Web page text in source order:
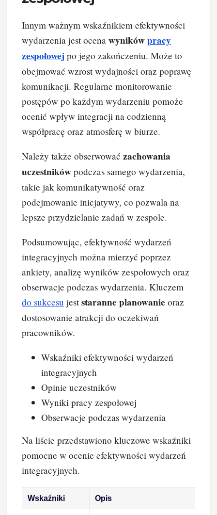
Innym ważnym wskaźnikiem efektywności
wydarzenia jest ocena wynikówpracy
zespołowej po jego zakończeniu. Może to
obejmować wzrost wydajności oraz poprawę
komunikacji. Regularne monitorowanie
postępów po każdym wydarzeniu pomoże
ocenić wpływ integracji na codzienną
współpracę oraz atmosferę w biurze.
Należy także obserwować zachowania
uczestników podczas samego wydarzenia,
takie jak komunikatywność oraz
podejmowanie inicjatywy, co pozwala na
lepsze przydzielanie zadań w zespole.
Podsumowując, efektywność wydarzeń
integracyjnych można mierzyć poprzez
ankiety, analizę wyników zespołowych oraz
obserwacje podczas wydarzenia. Kluczem
do sukcesu jest staranne planowanie oraz
dostosowanie atrakcji do oczekiwań
pracowników.
Wskaźniki efektywności wydarzeń
integracyjnych
Opinie uczestników
Wyniki pracy zespołowej
Obserwacje podczas wydarzenia
Na liście przedstawiono kluczowe wskaźniki
pomocne w ocenie efektywności wydarzeń
integracyjnych.
Wskaźniki Opis